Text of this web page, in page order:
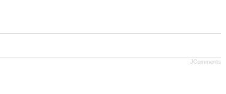
JComments